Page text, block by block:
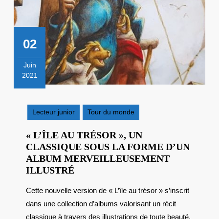
02
Juin
2021
2021
Lecteur junior
Tour du monde
« L’ÎLE AU TRÉSOR », UN
CLASSIQUE SOUS LA FORME D’UN
ALBUM MERVEILLEUSEMENT
ILLUSTRÉ« L’ÎLE
TRÉSOR »,
UN
CLASSIQUE
Cette nouvelle version de « L’île au trésor » s’inscrit
dans une collection d’albums valorisant un récit
classique à travers des illustrations de toute beauté.